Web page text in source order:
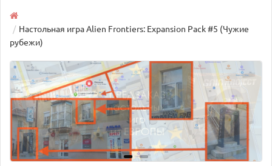
Настольная игра Alien Frontiers: Expansion Pack #5 (Чужие
рубежи)